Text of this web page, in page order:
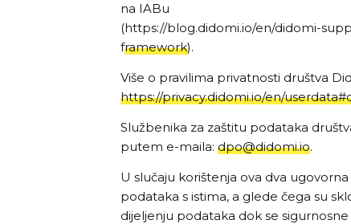
na IABu
(https://blog.didomi.io/en/didomi-
framework).
Više o pravilima privatnosti društva
https://privacy.didomi.io/en/
Službenika za zaštitu podataka
putem e-maila: dpo@didomi.io.
U slučaju korištenja ova dva
podataka s istima, a glede čega su
dijeljenju podataka dok se